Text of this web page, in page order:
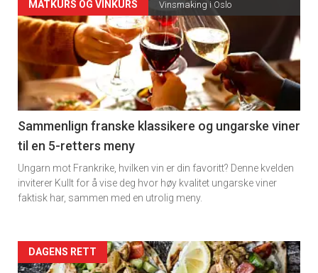
Forsiden
akkurat
nå
-
5
MATKURS OG VINKURS Vinsmaking i Oslo
Sammenlign franske klassikere og ungarske viner
til en 5-retters meny
Ungarn mot Frankrike, hvilken vin er din favoritt? Denne kvelden
inviterer Kullt for å vise deg hvor høy kvalitet ungarske viner
faktisk har, sammen med en utrolig meny.
Forsiden
DAGENS RETT